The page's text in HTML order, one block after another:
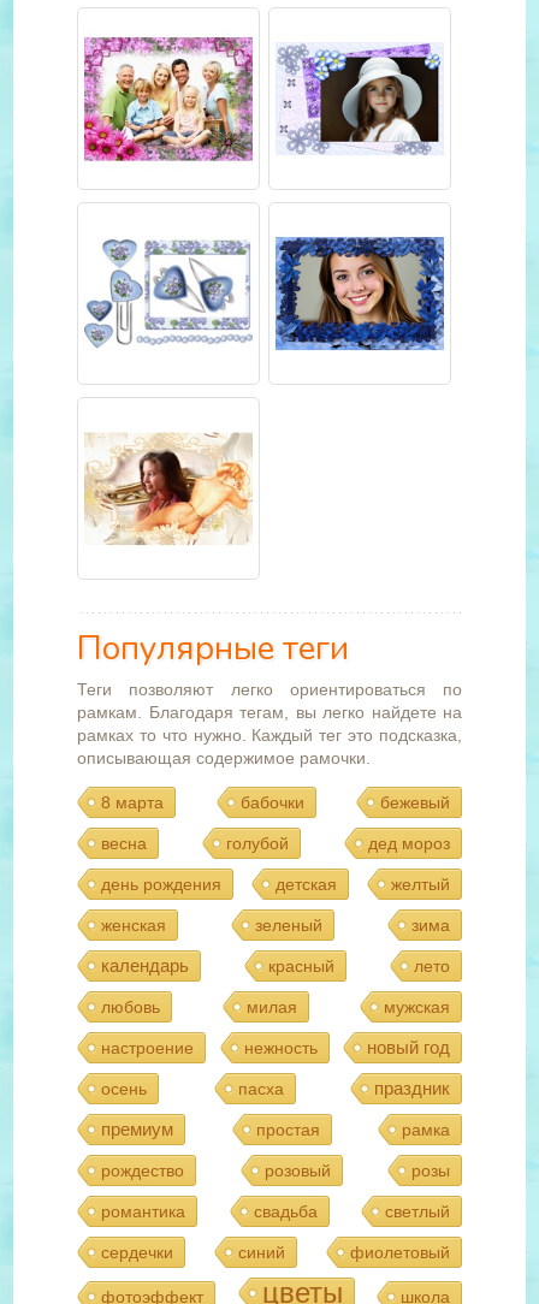
Популярные теги
Теги позволяют легко ориентироваться по
рамкам. Благодаря тегам, вы легко найдете на
рамках то что нужно. Каждый тег это подсказка,
описывающая содержимое рамочки.
8 марта бабочки бежевый
весна голубой дед мороз
день рождения детская желтый
женская зеленый зима
календарь красный лето
любовь милая мужская
настроение нежность новый год
осень пасха
праздник
премиум
простая рамка
рождество розовый розы
романтика свадьба светлый
сердечки синий фиолетовый
фотоэффект цветы школа